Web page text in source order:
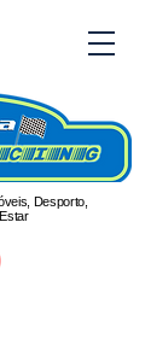
Desporto,